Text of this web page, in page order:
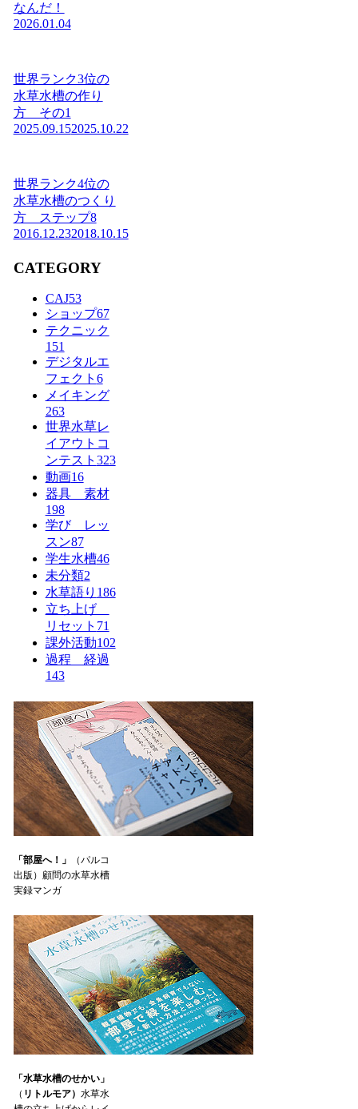
なんだ！
2026.01.04
世界ランク3位の
水草水槽の作り
方 その1
2025.09.152025.10.22
世界ランク4位の
水草水槽のつくり
方 ステップ8
2016.12.232018.10.15
CATEGORY
CAJ53
ショップ67
テクニック
151
デジタルエ
フェクト 6
メイキング
263
世界水草レ
イアウトコ
ンテスト 323
動画16
器具 素材
198
学び レッ
スン87
学生水槽46
未分類2
水草語り 186
立ち上げ
リセット 71
課外活動102
過程 経過
143
「部屋へ！」
（パルコ
出版）顧問の水草水槽
実録マンガ
「水草水槽のせかい」
（ リトルモア） 水草水